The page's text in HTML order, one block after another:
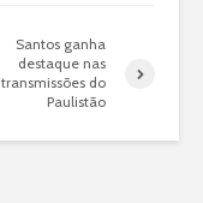
Santos ganha
destaque nas
transmissões do
Paulistão